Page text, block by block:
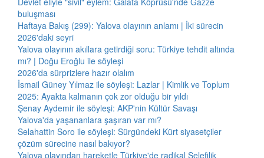
buluşması
Haftaya Bakış (299): Yalova olayının anlamı | İki sürecin
2026'daki seyri
Yalova olayının akıllara getirdiği soru: Türkiye tehdit altında
mı? | Doğu Eroğlu ile söyleşi
2026'da sürprizlere hazır olalım
İsmail Güney Yılmaz ile söyleşi: Lazlar | Kimlik ve Toplum
2025: Ayakta kalmanın çok zor olduğu bir yıldı
Şenay Aydemir ile söyleşi: AKP'nin Kültür Savaşı
Yalova'da yaşananlara şaşıran var mı?
Selahattin Soro ile söyleşi: Sürgündeki Kürt siyasetçiler
çözüm sürecine nasıl bakıyor?
Yalova olayından hareketle Türkiye'de radikal Selefilik